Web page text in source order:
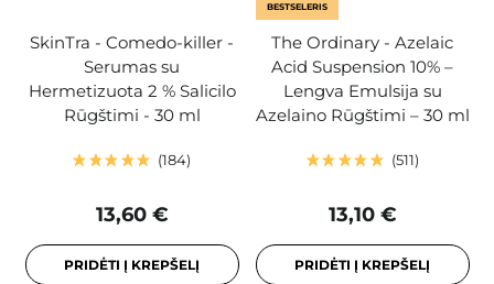
SkinTra - Comedo-killer -
Serumas su
Hermetizuota 2 % Salicilo
Rūgštimi - 30 ml
184
13,60 €
PRIDĖTI Į KREPŠELĮ
BESTSELERIS
The Ordinary - Azelaic
Acid Suspension 10% –
Lengva Emulsija su
Azelaino Rūgštimi – 30 ml
511
13,10 €
PRIDĖTI Į KREPŠELĮ